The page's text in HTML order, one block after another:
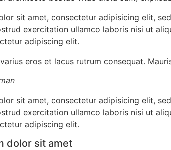
sit amet, consectetur adipisicing elit,
exercitation ullamco laboris nisi ut
adipiscing elit.
eros et lacus rutrum consequat.
sit amet, consectetur adipisicing elit,
exercitation ullamco laboris nisi ut
adipiscing elit.
dolor sit amet